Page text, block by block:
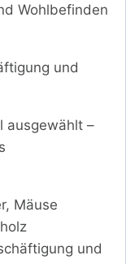
Wohlbefinden
und
ausgewählt –
Mäuse
und